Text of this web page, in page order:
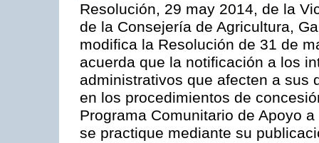
Resolución, 29 may 2014, de la
de la Consejería de Agricultura,
modifica la Resolución de 31 de
acuerda que la notificación a los
administrativos que afecten a sus
en los procedimientos de
Programa Comunitario de Apoyo
se practique mediante su